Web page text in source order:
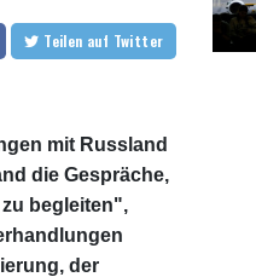
Teilen auf Twitter
mit Russland
die Gespräche,
begleiten",
der